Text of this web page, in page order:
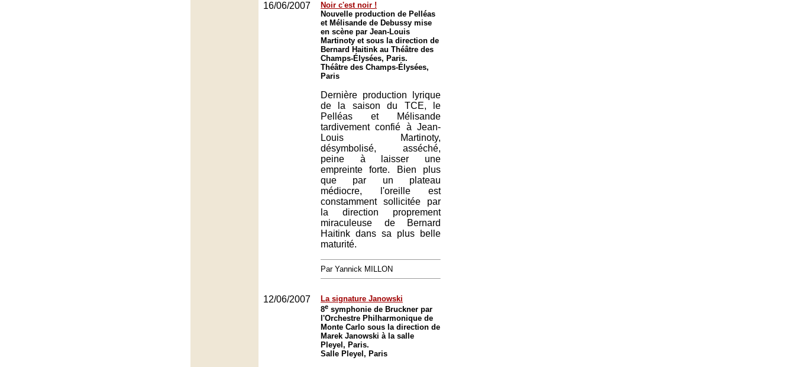
16/06/2007
Noir c'est noir !
Nouvelle production de Pelléas
et Mélisande de Debussy mise
en scène par Jean-Louis
Martinoty et sous la direction de
Bernard Haitink au Théâtre des
Champs-Élysées, Paris.
Théâtre des Champs-Élysées,
Paris
Dernière production lyrique
de la saison du TCE, le
Pelléas et Mélisande
tardivement confié à Jean-
Louis Martinoty,
désymbolisé, asséché,
peine à laisser une
empreinte forte. Bien plus
que par un plateau
médiocre, l'oreille est
constamment sollicitée par
la direction proprement
miraculeuse de Bernard
Haitink dans sa plus belle
maturité.
Par Yannick MILLON
12/06/2007
La signature Janowski
8e symphonie de Bruckner par
l'Orchestre Philharmonique de
Monte Carlo sous la direction de
Marek Janowski à la salle
Pleyel, Paris.
Salle Pleyel, Paris